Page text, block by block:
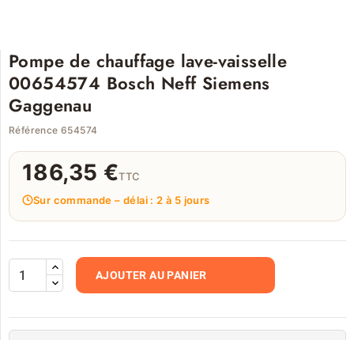
Pompe de chauffage lave-vaisselle
00654574 Bosch Neff Siemens
Gaggenau
Référence 654574
186,35 €TTC
Sur commande – délai : 2 à 5 jours
AJOUTER AU PANIER